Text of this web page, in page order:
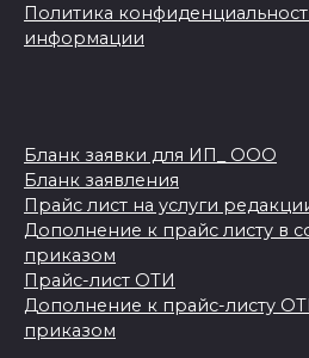
Политика
информации
Бланк заявки для ИП_ ООО
Бланк заявления
Прайс лист на услуги
Дополнение к прайс листу в
приказом
Прайс-лист ОТИ
Дополнение к прайс-листу
приказом